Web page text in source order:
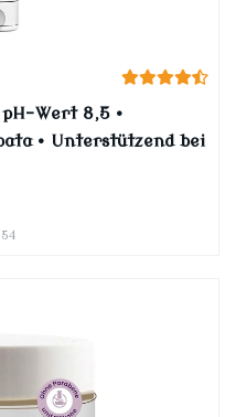
Wert 8,5 •
• Unterstützend bei